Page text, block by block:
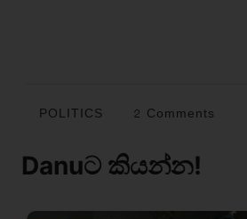
POLITICS 2 Comments